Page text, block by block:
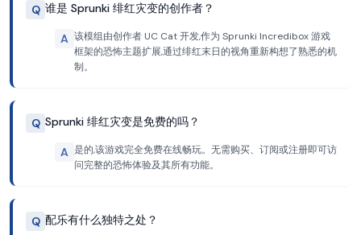
Q 谁是 Sprunki 绯红灾变的创作者？
A 该模组由创作者 UC Cat 开发,作为 Sprunki Incredibox 游戏
框架的恐怖主题扩展,通过绯红末日的视角重新构想了熟悉的机
制。
Q Sprunki 绯红灾变是免费的吗？
A 是的,该游戏完全免费在线畅玩。无需购买、订阅或注册即可访
问完整的恐怖体验及其所有功能。
Q 配乐有什么独特之处？